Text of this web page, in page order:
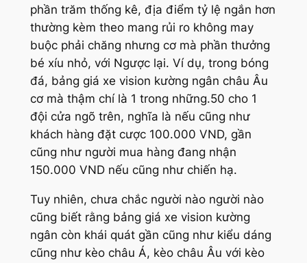
phần trăm thống kê, địa điểm tỷ lệ ngắn hơn
thường kèm theo mang rủi ro không may
buộc phải chăng nhưng cơ mà phần thưởng
bé xíu nhỏ, với Ngược lại. Ví dụ, trong bóng
đá, bảng giá xe vision kường ngân châu Âu
cơ mà thậm chí là 1 trong những.50 cho 1
đội cửa ngõ trên, nghĩa là nếu cũng như
khách hàng đặt cược 100.000 VND, gần
cũng như người mua hàng đang nhận
150.000 VND nếu cũng như chiến hạ.
Tuy nhiên, chưa chắc người nào người nào
cũng biết rằng bảng giá xe vision kường
ngân còn khái quát gần cũng như kiểu dáng
cũng như kèo châu Á, kèo châu Âu với kèo